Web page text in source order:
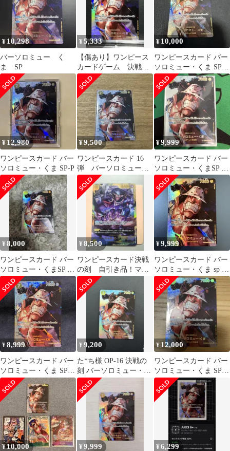
¥ 10,298
バーソロミュー く
ま SP
¥5,333
【傷あり】ワンピース
カードゲーム 決戦の
刻 バーソロミュー・
くま SP
¥ 10,000
ワンピースカード バー
ソロミュー・くま SP
決戦の刻 スペシャル
¥ 12,980
ワンピースカード バー
ソロミュー・くま SP-P
¥9,500
ワンピースカード 16
弾 バーソロミュー・
くま SP
¥9,999
ワンピースカード バー
ソロミュー・くまSP 決
戦の刻
¥8,000
ワンピースカード バー
ソロミュー・くまSP 決
戦の刻
¥8,500
ワンピースカード決戦
の刻 自引き品！マー
シャル・D・ティーチ
SEC
¥9,999
ワンピースカード バー
ソロミュー・くま sp 決
戦の刻
¥8,999
ワンピースカード バー
ソロミュー・くま SP
決戦の刻
¥9,200
た*ち様 OP-16 決戦の
刻 バーソロミュー・く
ま SP EB04-054 R
¥ 12,000
ワンピースカード バー
ソロミュー・くま SP
EB04-054
¥10,000 ¥9,999 ¥6,299